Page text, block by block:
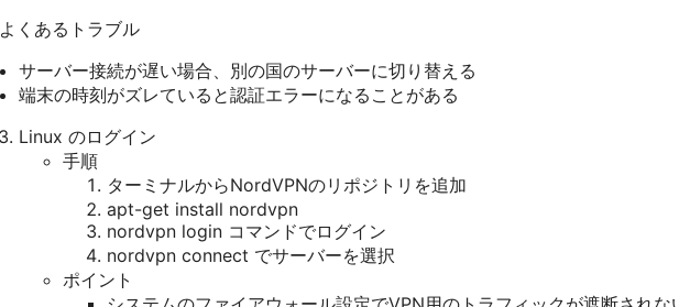
よくあるトラブル
サーバー接続が遅い場合、別の国のサーバーに切り替える
端末の時刻がズレていると認証エラーになることがある
Linux のログイン
手順
ターミナルからNordVPNのリポジトリを追加
apt-get install nordvpn
nordvpn login コマンドでログイン
nordvpn connect でサーバーを選択
ポイント